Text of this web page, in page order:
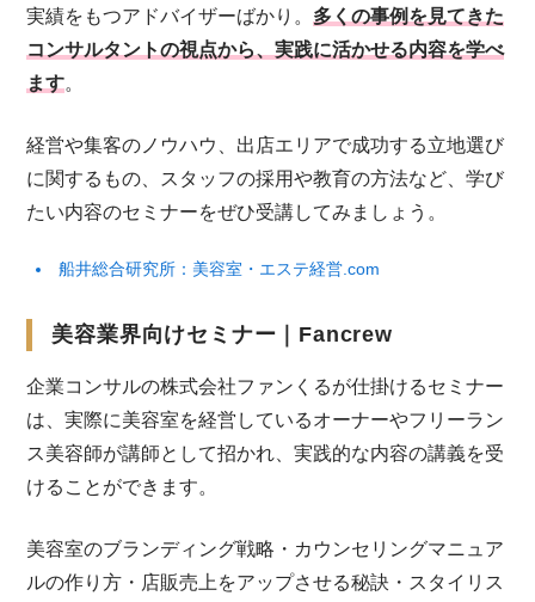
実績をもつアドバイザーばかり。 多くの事例を見てきた
コンサルタントの視点から、実践に活かせる内容を学べ
ます。
経営や集客のノウハウ、出店エリアで成功する立地選び
に関するもの、スタッフの採用や教育の方法など、学び
たい内容のセミナーをぜひ受講してみましょう。
船井総合研究所：美容室・エステ経営.com
美容業界向けセミナー｜Fancrew
企業コンサルの株式会社ファンくるが仕掛けるセミナー
は、実際に美容室を経営しているオーナーやフリーラン
ス美容師が講師として招かれ、実践的な内容の講義を受
けることができます。
美容室のブランディング戦略・カウンセリングマニュア
ルの作り方・店販売上をアップさせる秘訣・スタイリス